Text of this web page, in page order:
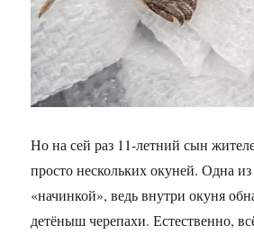
Но на сей раз 11-летний сын
просто нескольких окуней. Одна
«начинкой», ведь внутри окуня
детёныш черепахи. Естественно,